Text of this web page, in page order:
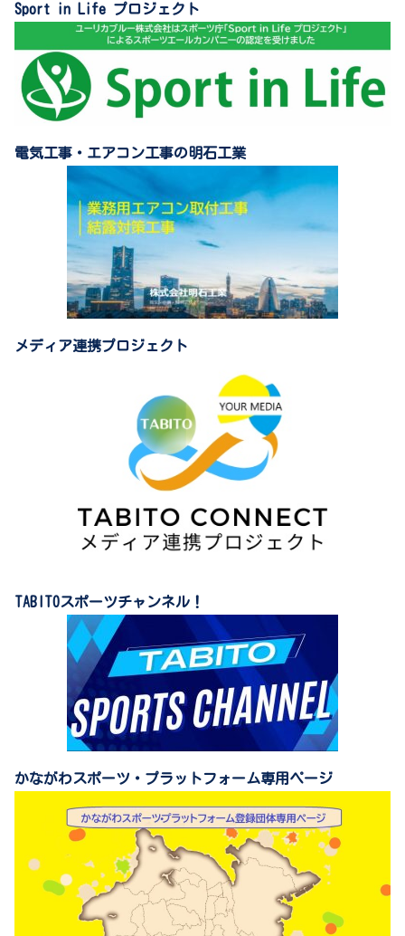
Sport in Life プロジェクト
電気工事・エアコン工事の明石工業
メディア連携プロジェクト
TABITOスポーツチャンネル！
かながわスポーツ・プラットフォーム専用ページ